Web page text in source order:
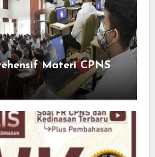
Materi CPNS